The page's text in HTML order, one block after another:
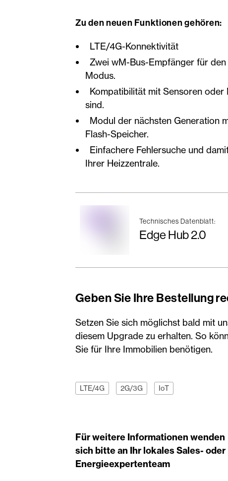
Zu den neuen Funktionen gehören:
LTE/4G-Konnektivität
Zwei wM-Bus-Empfänger für
Modus.
Kompatibilität mit Sensoren
sind.
Modul der nächsten Generation
Flash-Speicher.
Einfachere Fehlersuche und
Ihrer Heizzentrale.
Technisches Datenblatt:
Edge Hub 2.0
Geben Sie Ihre Bestellung
Setzen Sie sich möglichst bald mit
diesem Upgrade zu erhalten. So
Sie für Ihre Immobilien benötigen.
LTE/4G 2G/3G IoT
Für weitere Informationen wenden
sich bitte an Ihr lokales Sales- oder
Energieexpertenteam